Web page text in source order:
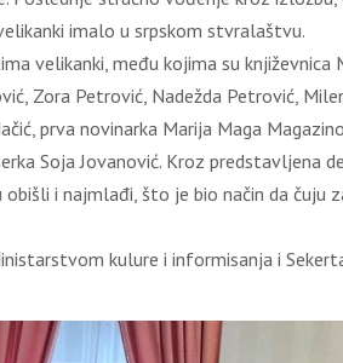
imalo u srpskom stvralaštvu.
velikanki, među kojima su književnica
Zora Petrović, Nadežda Petrović,
prva novinarka Marija Maga
Soja Jovanović. Kroz predstavljena
i najmlađi, što je bio način da
kulure i informisanja i